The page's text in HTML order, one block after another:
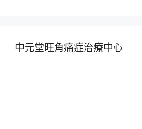
中元堂旺角痛症治療中心